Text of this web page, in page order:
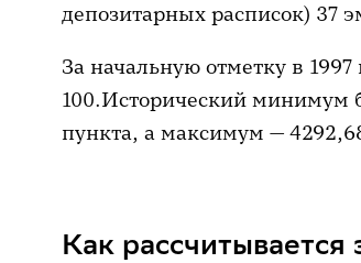
депозитарных расписок) 37
За начальную отметку в 1997
100.Исторический минимум
пункта, а максимум —
Как